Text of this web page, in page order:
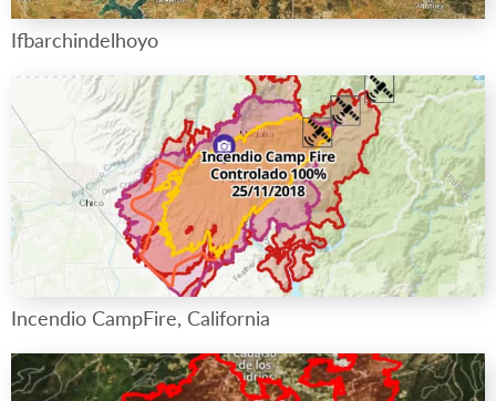
Ifbarchindelhoyo
Incendio CampFire, California